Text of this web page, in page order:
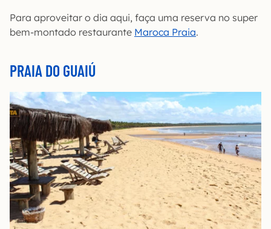
Para aproveitar o dia aqui, faça uma reserva no super
bem-montado restaurante Maroca Praia.
PRAIA DO GUAIÚ